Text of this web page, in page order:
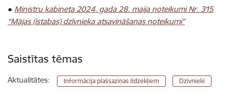
● Ministru kabineta 2024. gada 28. maija noteikumi Nr. 315
“Mājas (istabas) dzīvnieka atsavināšanas noteikumi”
Saistītas tēmas
Aktualitātes: Informācija plašsaziņas līdzekļiem Dzīvnieki